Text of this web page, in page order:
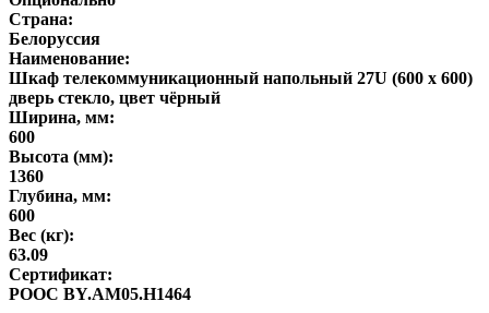
Страна:
Белоруссия
Наименование:
Шкаф телекоммуникационный напольный 27U (600 х 600)
дверь стекло, цвет чёрный
Ширина, мм:
600
Высота (мм):
1360
Глубина, мм:
600
Вес (кг):
63.09
Сертификат:
POOC BY.AM05.H1464